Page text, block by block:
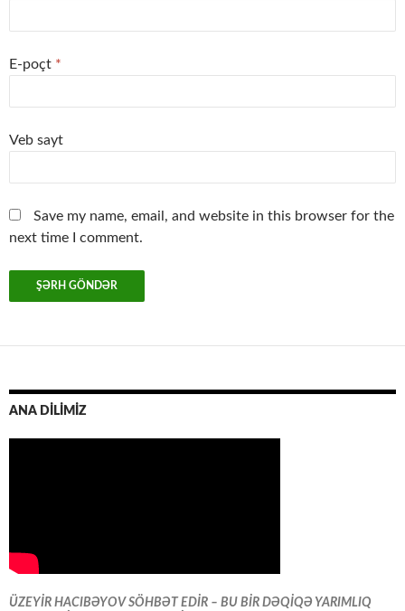
E-poçt *
Veb sayt
Save my name, email, and website in this browser for the
next time I comment.
ANA DİLİMİZ
ÜZEYİR HACIBƏYOV SÖHBƏT EDİR – BU BİR DƏQİQƏ YARIMLIQ